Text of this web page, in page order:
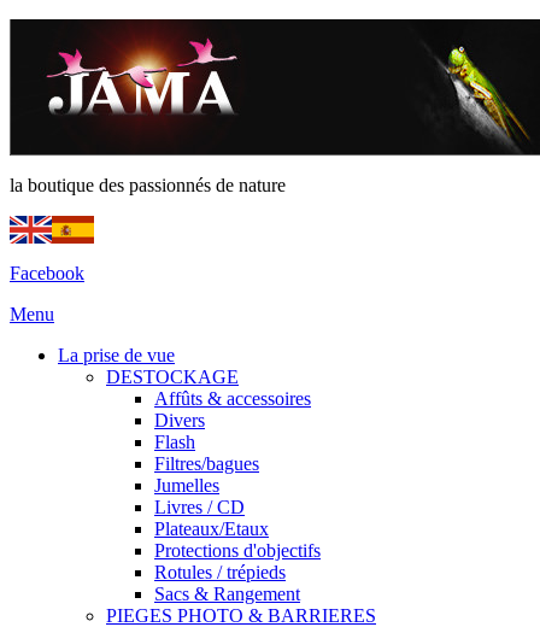
la boutique des passionnés de nature
Facebook
Menu
La prise de vue
DESTOCKAGE
Affûts & accessoires
Divers
Flash
Filtres/bagues
Jumelles
Livres / CD
Plateaux/Etaux
Protections d'objectifs
Rotules / trépieds
Sacs & Rangement
PIEGES PHOTO & BARRIERES